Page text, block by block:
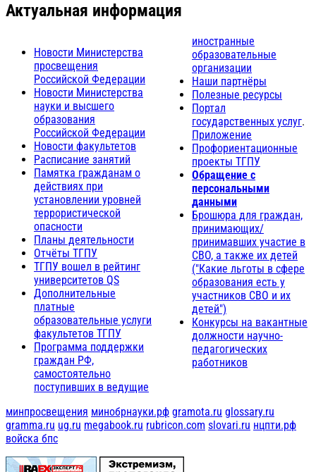
Актуальная информация
Новости Министерства
просвещения
Российской Федерации
Новости Министерства
науки и высшего
образования
Российской Федерации
Новости факультетов
Расписание занятий
Памятка гражданам о
действиях при
установлении уровней
террористической
опасности
Планы деятельности
Отчёты ТГПУ
ТГПУ вошел в рейтинг
университетов QS
Дополнительные
платные
образовательные услуги
факультетов ТГПУ
Программа поддержки
граждан РФ,
самостоятельно
поступивших в ведущие
иностранные
образовательные
организации
Наши партнёры
Полезные ресурсы
Портал
государственных услуг.
Приложение
Профориентационные
проекты ТГПУ
Обращение с
персональными
данными
Брошюра для граждан,
принимающих/
принимавших участие в
СВО, а также их детей
("Какие льготы в сфере
образования есть у
участников СВО и их
детей")
Конкурсы на вакантные
должности научно-
педагогических
работников
минпросвещения минобрнауки.рф gramota.ru glossary.ru
gramma.ru ug.ru megabook.ru rubricon.com slovari.ru нцпти.рф
войска бпс